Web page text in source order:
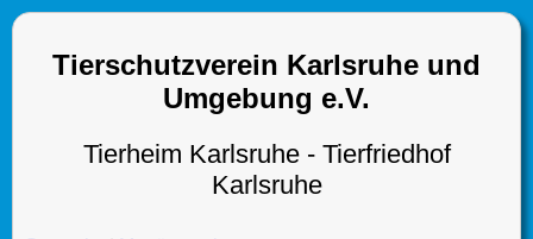
Tierschutzverein Karlsruhe und
Umgebung e.V.
Tierheim Karlsruhe - Tierfriedhof
Karlsruhe